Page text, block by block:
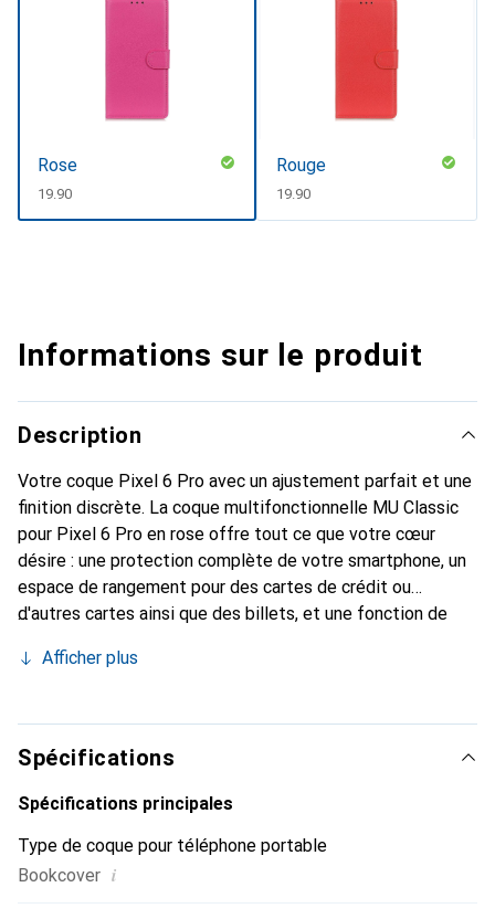
Rose
CHF
19.90
Rouge
CHF
19.90
Informations sur le produit
Description
Votre coque Pixel 6 Pro avec un ajustement parfait et une
finition discrète. La coque multifonctionnelle MU Classic
pour Pixel 6 Pro en rose offre tout ce que votre cœur
désire : une protection complète de votre smartphone, un
espace de rangement pour des cartes de crédit ou
d'autres cartes ainsi que des billets, et une fonction de
Pixel 6 Pro en toute sécurité et regarder des vidéos
housse en livre rose donne à votre smartphone un aspect
classique en cuir. Grâce à la fermeture magnétique, cette
coque Pixel 6 Pro protège votre appareil dans toutes les
situations. Néanmoins, toutes les fonctions de votre
de téléphoner sans problème avec la coque fermée.
Afficher plus
Spécifications
Spécifications principales
Type de coque pour téléphone portable
Bookcover i